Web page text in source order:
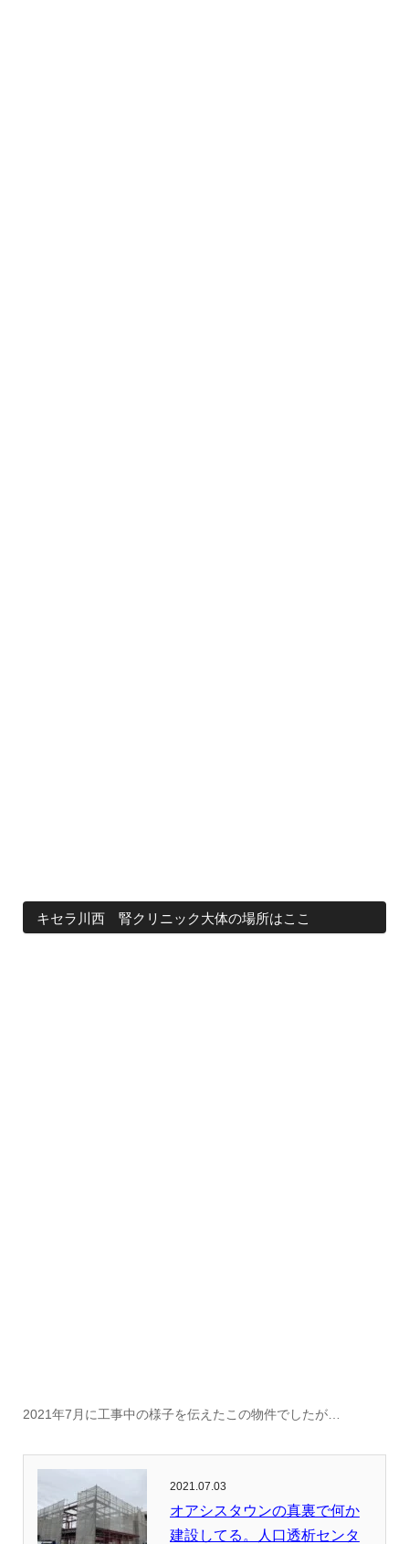
キセラ川西 腎クリニック大体の場所はここ
2021年7月に工事中の様子を伝えたこの物件でしたが…
2021.07.03
オアシスタウンの真裏で何か
建設してる。人口透析センタ